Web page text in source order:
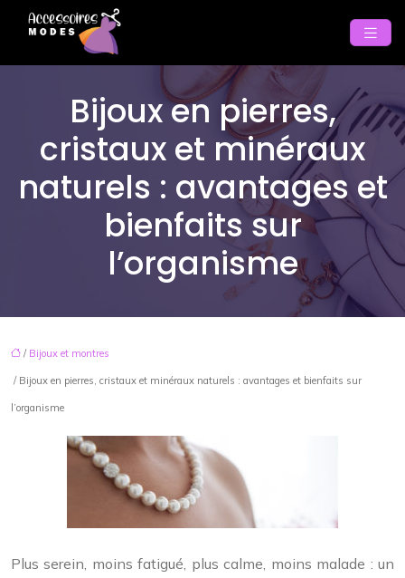
Bijoux en pierres,
cristaux et minéraux
naturels : avantages et
bienfaits sur
l’organisme
/ Bijoux et montres
/ Bijoux en pierres, cristaux et minéraux naturels : avantages et bienfaits sur
l’organisme
Plus serein, moins fatigué, plus calme, moins malade : un